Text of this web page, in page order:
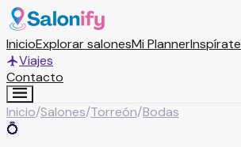
InicioExplorar salonesMi PlannerInspírate
Viajes
Contacto
Inicio/Salones/Torreón/Bodas
💍